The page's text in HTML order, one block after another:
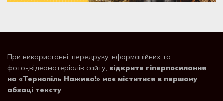
При використанні, передруку інформаційних та
фото-,відеоматеріалів сайту, відкрите гіперпосилання
на «Тернопіль Наживо!» має міститися в першому
абзаці тексту.